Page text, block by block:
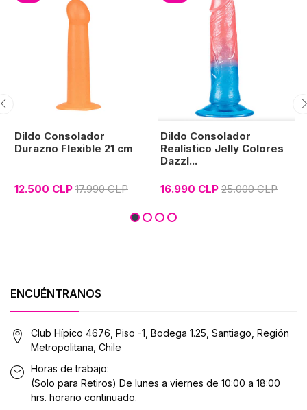
Dildo Consolador
Durazno Flexible 21 cm
12.500 CLP 17.990 CLP
Dildo Consolador
Realístico Jelly Colores
Dazzl...
16.990 CLP 25.000 CLP
ENCUÉNTRANOS
Club Hípico 4676, Piso -1, Bodega 1.25, Santiago, Región
Metropolitana, Chile
Horas de trabajo:
(Solo para Retiros) De lunes a viernes de 10:00 a 18:00
hrs. horario continuado.